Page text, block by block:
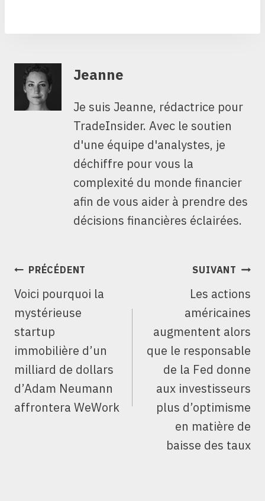
Jeanne
Je suis Jeanne, rédactrice pour
TradeInsider. Avec le soutien
d'une équipe d'analystes, je
déchiffre pour vous la
complexité du monde financier
afin de vous aider à prendre des
décisions financières éclairées.
NAVIGATION
L’ARTICLE
PRÉCÉDENT
Voici pourquoi la
mystérieuse
startup
immobilière d’un
milliard de dollars
d’Adam Neumann
affrontera WeWork
SUIVANT
Les actions
américaines
augmentent alors
que le responsable
de la Fed donne
aux investisseurs
plus d’optimisme
en matière de
baisse des taux